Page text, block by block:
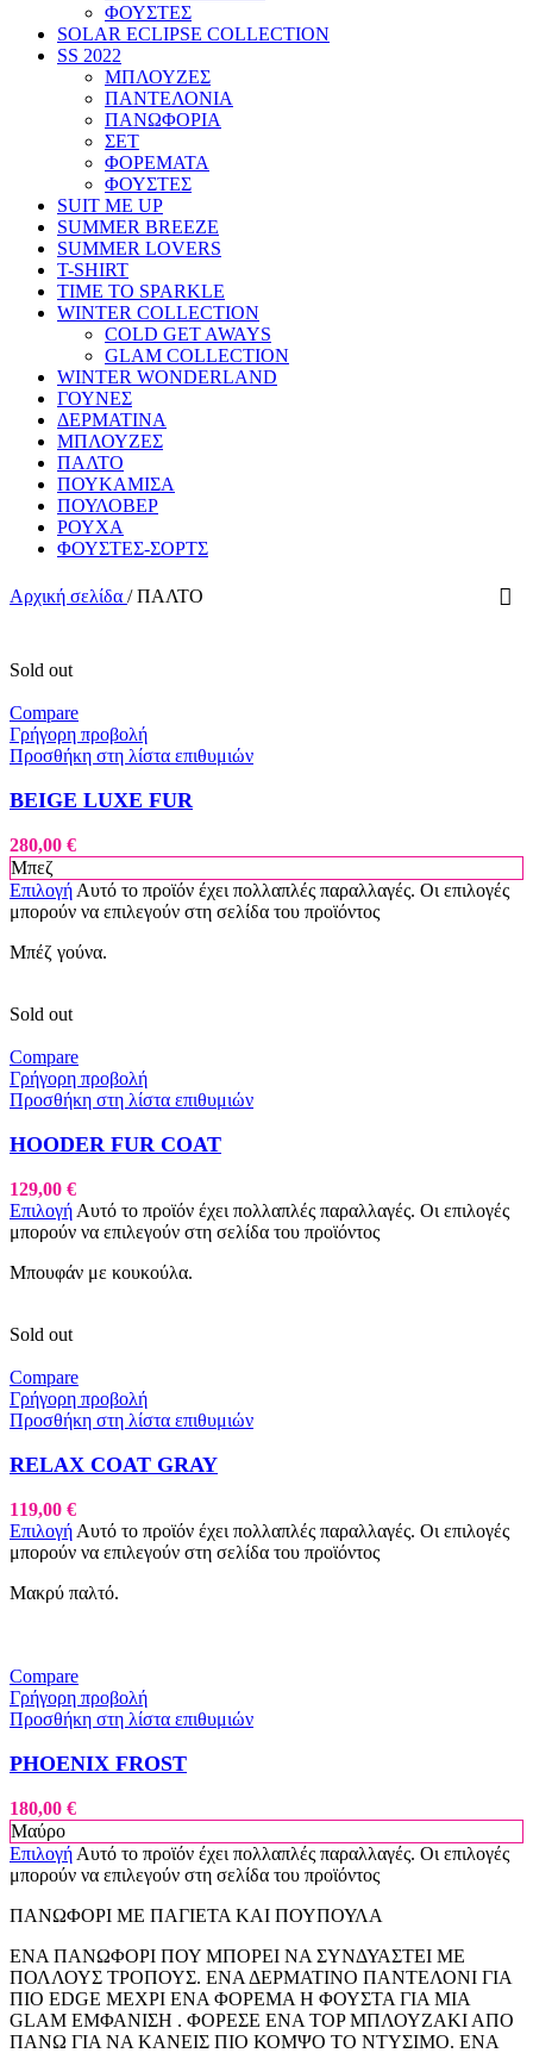
ΦΟΥΣΤΕΣ
SOLAR ECLIPSE COLLECTION
SS 2022
ΜΠΛΟΥΖΕΣ
ΠΑΝΤΕΛΟΝΙΑ
ΠΑΝΩΦΟΡΙΑ
ΣΕΤ
ΦΟΡΕΜΑΤΑ
ΦΟΥΣΤΕΣ
SUIT ME UP
SUMMER BREEZE
SUMMER LOVERS
T-SHIRT
TIME TO SPARKLE
WINTER COLLECTION
COLD GET AWAYS
GLAM COLLECTION
WINTER WONDERLAND
ΓΟΥΝΕΣ
ΔΕΡΜΑΤΙΝΑ
ΜΠΛΟΥΖΕΣ
ΠΑΛΤΟ
ΠΟΥΚΑΜΙΣΑ
ΠΟΥΛΟΒΕΡ
ΡΟΥΧΑ
ΦΟΥΣΤΕΣ-ΣΟΡΤΣ
Αρχική σελίδα / ΠΑΛΤΟ
Sold out
Compare
Γρήγορη προβολή
Προσθήκη στη λίστα επιθυμιών
BEIGE LUXE FUR
280,00 €
Μπεζ
Επιλογή Αυτό το προϊόν έχει πολλαπλές παραλλαγές. Οι επιλογές
μπορούν να επιλεγούν στη σελίδα του προϊόντος
Μπέζ γούνα.
Sold out
Compare
Γρήγορη προβολή
Προσθήκη στη λίστα επιθυμιών
HOODER FUR COAT
129,00 €
Επιλογή Αυτό το προϊόν έχει πολλαπλές παραλλαγές. Οι επιλογές
μπορούν να επιλεγούν στη σελίδα του προϊόντος
Μπουφάν με κουκούλα.
Sold out
Compare
Γρήγορη προβολή
Προσθήκη στη λίστα επιθυμιών
RELAX COAT GRAY
119,00 €
Επιλογή Αυτό το προϊόν έχει πολλαπλές παραλλαγές. Οι επιλογές
μπορούν να επιλεγούν στη σελίδα του προϊόντος
Μακρύ παλτό.
Compare
Γρήγορη προβολή
Προσθήκη στη λίστα επιθυμιών
PHOENIX FROST
180,00 €
Μαύρο
Επιλογή Αυτό το προϊόν έχει πολλαπλές παραλλαγές. Οι επιλογές
μπορούν να επιλεγούν στη σελίδα του προϊόντος
ΠΑΝΩΦΟΡΙ ΜΕ ΠΑΓΙΕΤΑ ΚΑΙ ΠΟΥΠΟΥΛΑ
ΕΝΑ ΠΑΝΩΦΟΡΙ ΠΟΥ ΜΠΟΡΕΙ ΝΑ ΣΥΝΔΥΑΣΤΕΙ ΜΕ
ΠΟΛΛΟΥΣ ΤΡΟΠΟΥΣ. ΕΝΑ ΔΕΡΜΑΤΙΝΟ ΠΑΝΤΕΛΟΝΙ ΓΙΑ
ΠΙΟ EDGE ΜΕΧΡΙ ΕΝΑ ΦΟΡΕΜΑ Η ΦΟΥΣΤΑ ΓΙΑ ΜΙΑ
GLAM ΕΜΦΑΝΙΣΗ . ΦΟΡΕΣΕ ΕΝΑ TOP ΜΠΛΟΥΖΑΚΙ ΑΠΟ
ΠΑΝΩ ΓΙΑ ΝΑ ΚΑΝΕΙΣ ΠΙΟ ΚΟΜΨΟ ΤΟ ΝΤΥΣΙΜΟ. ΕΝΑ